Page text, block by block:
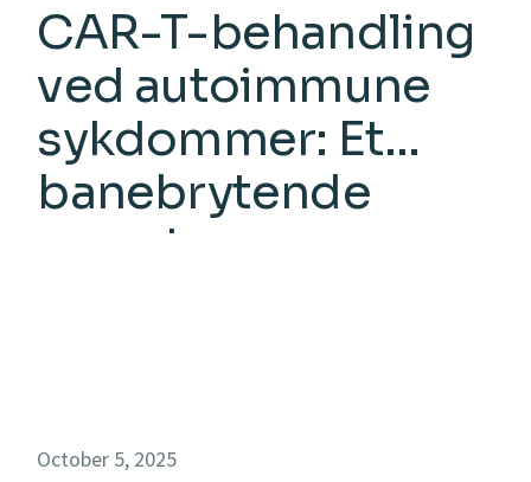
CAR-T-behandling
ved autoimmune
sykdommer: Et
banebrytende
«reset» av
October 5, 2025